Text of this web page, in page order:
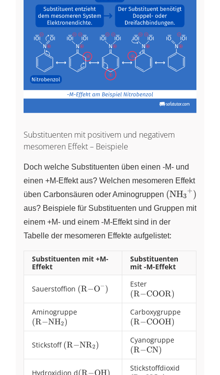
Substituenten mit positivem und negativem
mesomeren Effekt – Beispiele
Doch welche Substituenten üben einen -M- und
einen +M-Effekt aus? Welchen mesomeren Effekt
üben Carbonsäuren oder Aminogruppen (NHX
3 X
+)
aus? Beispiele für Substituenten und Gruppen mit
einem +M- und einem -M-Effekt sind in der
Tabelle der mesomeren Effekte aufgelistet:
Substituenten mit +M-
Effekt
Substituenten
mit -M-Effekt
Sauerstoffion (\ce{R-
(R−OX
− )
Ester
COOR})
(R−COOR)
Aminogruppe
(R−NHX
2)
Carboxygruppe
(R−COOH)
Stickstoff (\ce{R-
(R−NRX
2)
Cyanogruppe
(R−CN)
Hydroxidion d(\ce{R-
(R−OH)
Stickstoffdioxid